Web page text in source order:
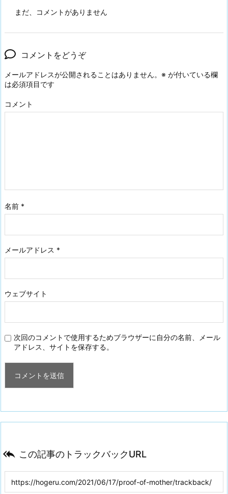
まだ、コメントがありません
コメントをどうぞ
メールアドレスが公開されることはありません。 ※ が付いている欄
は必須項目です
コメント
名前 *
メールアドレス *
ウェブサイト
次回のコメントで使用するためブラウザーに自分の名前、メール
アドレス、サイトを保存する。
 この記事のトラックバックURL